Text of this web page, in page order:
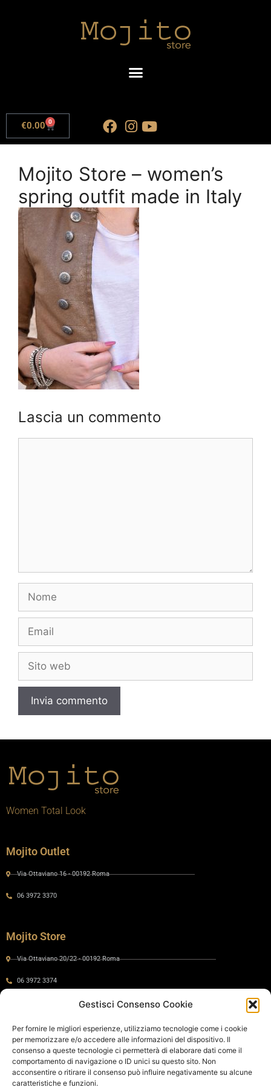
Gestisci Consenso Cookie
Per fornire le migliori esperienze, utilizziamo tecnologie come i cookie
per memorizzare e/o accedere alle informazioni del dispositivo. Il
consenso a queste tecnologie ci permetterà di elaborare dati come il
comportamento di navigazione o ID unici su questo sito. Non
acconsentire o ritirare il consenso può influire negativamente su alcune
caratteristiche e funzioni.
€0.00 0
Mojito Store – women’s
spring outfit made in Italy
Lascia un commento
Women Total Look
Mojito Outlet
Via Ottaviano 16 - 00192 Roma
06 3972 3370
Mojito Store
Via Ottaviano 20/22 - 00192 Roma
06 3972 3374
Via Ottaviano 24 - 00192 Roma
06 575 8821